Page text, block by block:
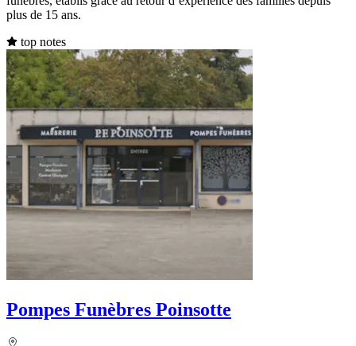
plus de 15 ans.
top notes
Pompes Funèbres Poinsotte